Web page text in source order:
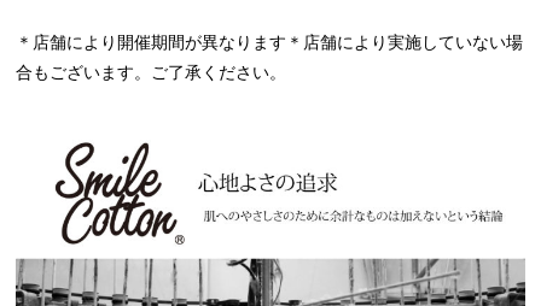
＊店舗により開催期間が異なります＊店舗により実施していない場
合もございます。ご了承ください。